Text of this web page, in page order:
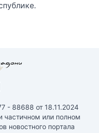
88688 от 18.11.2024
или полном
новостного портала